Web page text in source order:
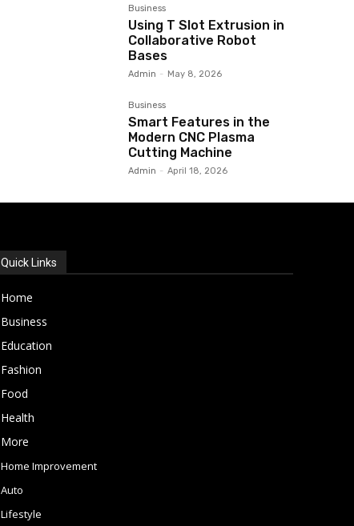
Business
Using T Slot Extrusion in
Collaborative Robot
Bases
Admin - May 8, 2026
Business
Smart Features in the
Modern CNC Plasma
Cutting Machine
Admin - April 18, 2026
Quick Links
Home
Business
Education
Fashion
Food
Health
More
Home Improvement
Auto
Lifestyle